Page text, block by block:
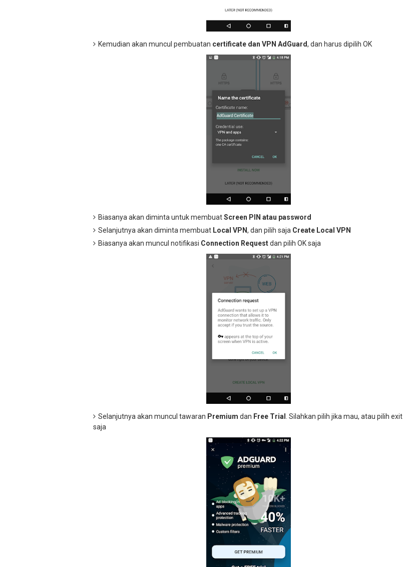
Kemudian akan muncul pembuatan certificate dan VPN AdGuard, dan harus dipilih OK
Biasanya akan diminta untuk membuatScreen PIN atau password
Selanjutnya akan diminta membuat Local VPN, dan pilih saja Create Local VPN
Biasanya akan muncul notifikasi Connection Requestdan pilih OK saja
Selanjutnya akan muncul tawaran Premium dan Free Trial
. Silahkan pilih jika mau, atau pilih exit
saja